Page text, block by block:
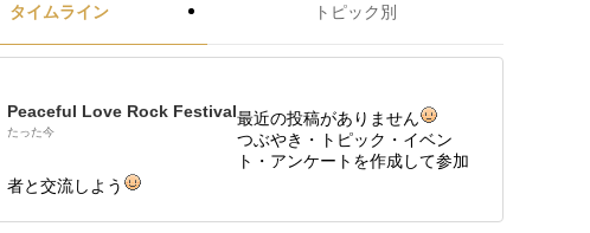
タイムライン トピック別
Peaceful Love Rock Festival
たった今
最近の投稿がありません
つぶやき・トピック・イベン
ト・アンケートを作成して参加
者と交流しよう